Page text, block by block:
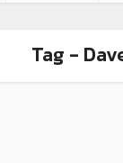
Tag -